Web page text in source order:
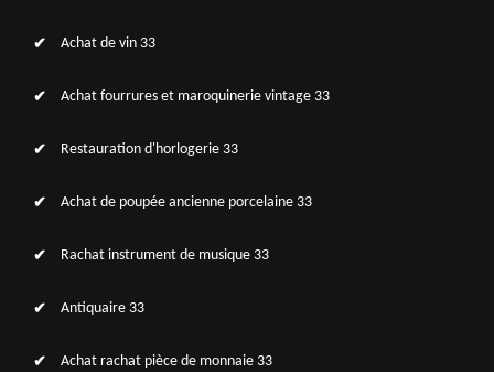
Achat de vin 33
Achat fourrures et maroquinerie vintage 33
Restauration d'horlogerie 33
Achat de poupée ancienne porcelaine 33
Rachat instrument de musique 33
Antiquaire 33
Achat rachat pièce de monnaie 33